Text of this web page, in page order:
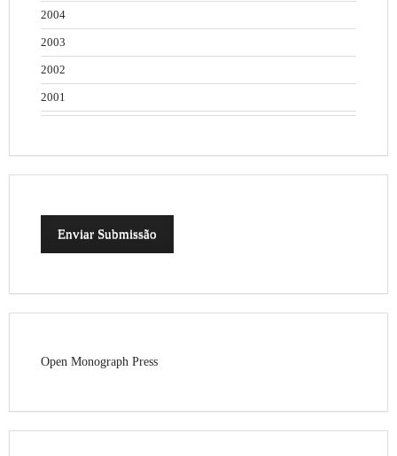
2004
2003
2002
2001
Enviar Submissão
Open Monograph Press